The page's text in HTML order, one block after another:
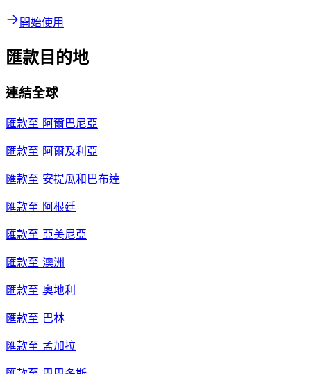
開始使用
匯款目的地
連結全球
匯款至 阿爾巴尼亞
匯款至 阿爾及利亞
匯款至 安提瓜和巴布達
匯款至 阿根廷
匯款至 亞美尼亞
匯款至 澳洲
匯款至 奧地利
匯款至 巴林
匯款至 孟加拉